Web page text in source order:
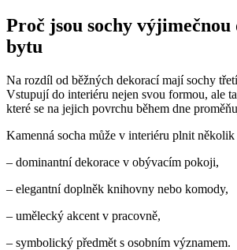
Proč jsou sochy výjimečnou
bytu
Na rozdíl od běžných dekorací mají sochy
Vstupují do interiéru nejen svou formou, ale
které se na jejich povrchu během dne
Kamenná socha může v interiéru plnit
– dominantní dekorace v obývacím pokoji,
– elegantní doplněk knihovny nebo komody,
– umělecký akcent v pracovně,
– symbolický předmět s osobním významem.